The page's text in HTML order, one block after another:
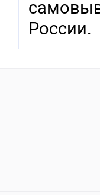
России.